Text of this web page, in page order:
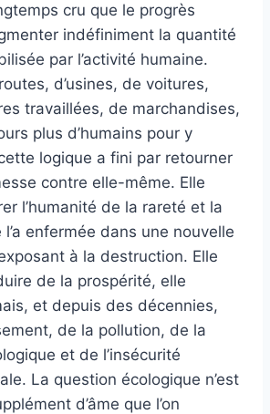
cru que le progrès
indéfiniment la quantité
par l’activité humaine.
d’usines, de voitures,
travaillées, de marchandises,
plus d’humains pour y
logique a fini par retourner
contre elle-même. Elle
l’humanité de la rareté et la
enfermée dans une nouvelle
à la destruction. Elle
de la prospérité, elle
et depuis des décennies,
de la pollution, de la
et de l’insécurité
La question écologique n’est
d’âme que l’on